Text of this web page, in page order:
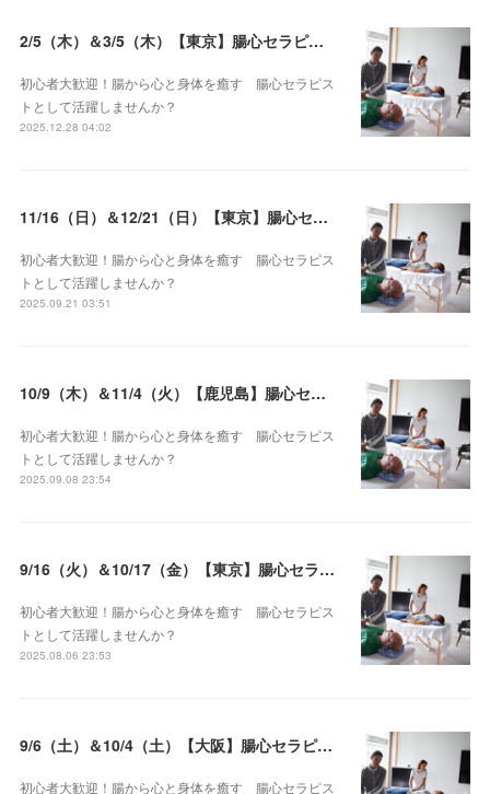
2/5（木）＆3/5（木）【東京】腸心セラピスト養成コース《２日間コース》開講決定
初心者大歓迎！腸から心と身体を癒す 腸心セラピス
トとして活躍しませんか？
2025.12.28 04:02
11/16（日）＆12/21（日）【東京】腸心セラピスト養成コース《２日間コース》開講決定
初心者大歓迎！腸から心と身体を癒す 腸心セラピス
トとして活躍しませんか？
2025.09.21 03:51
10/9（木）＆11/4（火）【鹿児島】腸心セラピスト養成コース《２日間コース》開講決定
初心者大歓迎！腸から心と身体を癒す 腸心セラピス
トとして活躍しませんか？
2025.09.08 23:54
9/16（火）＆10/17（金）【東京】腸心セラピスト養成コース《２日間コース》開講決定
初心者大歓迎！腸から心と身体を癒す 腸心セラピス
トとして活躍しませんか？
2025.08.06 23:53
9/6（土）＆10/4（土）【大阪】腸心セラピスト養成コース《２日間コース》開講決定
初心者大歓迎！腸から心と身体を癒す 腸心セラピス